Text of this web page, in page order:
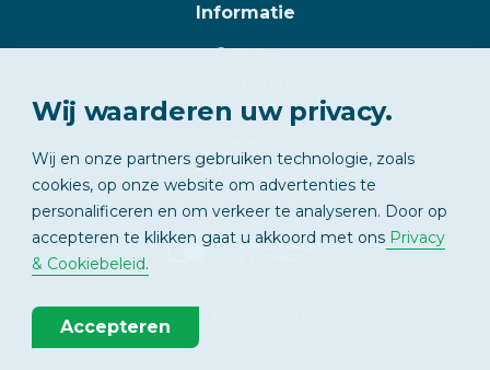
Informatie
Contact
Copyright
APPARTEMENT
Wij waarderen uw privacy.
Wij en onze partners gebruiken technologie, zoals
cookies, op onze website om advertenties te
personalificeren en om verkeer te analyseren. Door op
accepteren te klikken gaat u akkoord met ons Privacy
& Cookiebeleid.
Accepteren